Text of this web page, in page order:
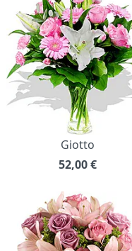
Giotto
52,00€